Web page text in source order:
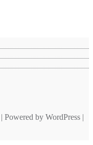
by WordPress |